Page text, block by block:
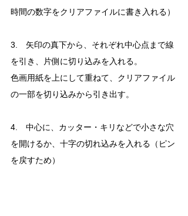
時間の数字をクリアファイルに書き入れる）
3.　矢印の真下から、それぞれ中心点まで線
を引き、片側に切り込みを入れる。
色画用紙を上にして重ねて、クリアファイル
の一部を切り込みから引き出す。
4.　中心に、カッター・キリなどで小さな穴
を開けるか、十字の切れ込みを入れる（ピン
を戻すため）